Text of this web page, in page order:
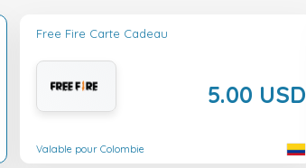
Free Fire Carte Cadeau
5.00 USD
Valable pour Colombie